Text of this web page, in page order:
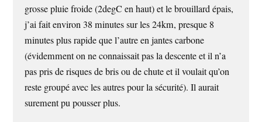
grosse pluie froide (2degC en haut) et le brouillard épais,
j’ai fait environ 38 minutes sur les 24km, presque 8
minutes plus rapide que l’autre en jantes carbone
(évidemment on ne connaissait pas la descente et il n’a
pas pris de risques de bris ou de chute et il voulait qu’on
reste groupé avec les autres pour la sécurité). Il aurait
surement pu pousser plus.